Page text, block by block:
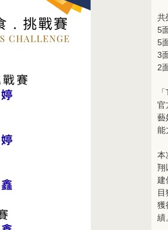
共
5
5
3
2
官
藝
能
本
翔
建
獲
績